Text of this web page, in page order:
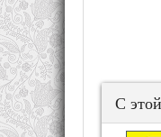
С